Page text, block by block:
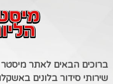
ברוכים הבאים לאתר
שירותי סידור בלונים